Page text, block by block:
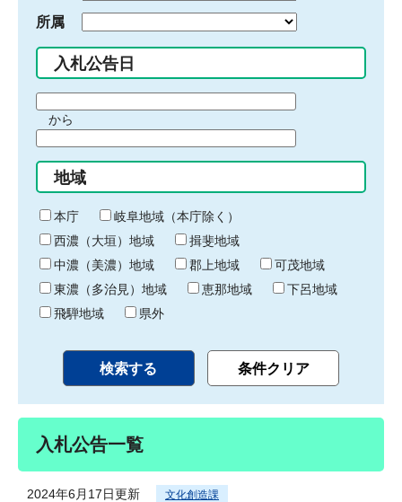
所属
入札公告日
間
始
り
から
間
終
わ
り
地域
本庁
岐阜地域（本庁除く）
西濃（大垣）地域
揖斐地域
中濃（美濃）地域
郡上地域
可茂地域
東濃（多治見）地域
恵那地域
下呂地域
飛騨地域
県外
入札公告一覧
2024年6月17日更新 文化創造課